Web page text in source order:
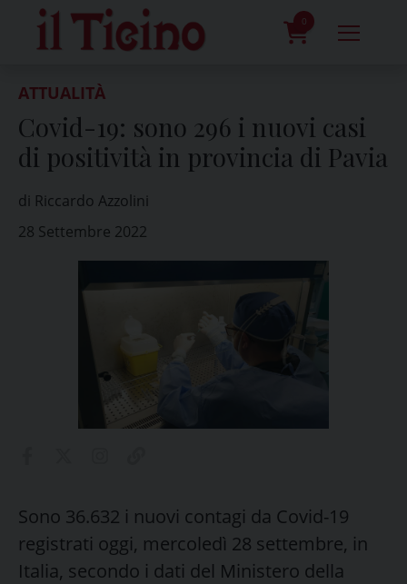
content
0
ATTUALITÀ
Covid-19: sono 296 i nuovi casi
di positività in provincia di Pavia
di Riccardo Azzolini
28 Settembre 2022
Sono 36.632 i nuovi contagi da Covid-19
registrati oggi, mercoledì 28 settembre, in
Italia, secondo i dati del Ministero della